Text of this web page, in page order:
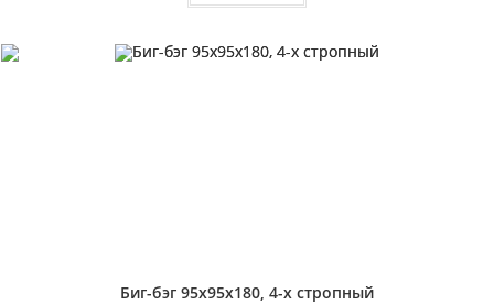
Биг-бэг 95х95х180, 4-х стропный